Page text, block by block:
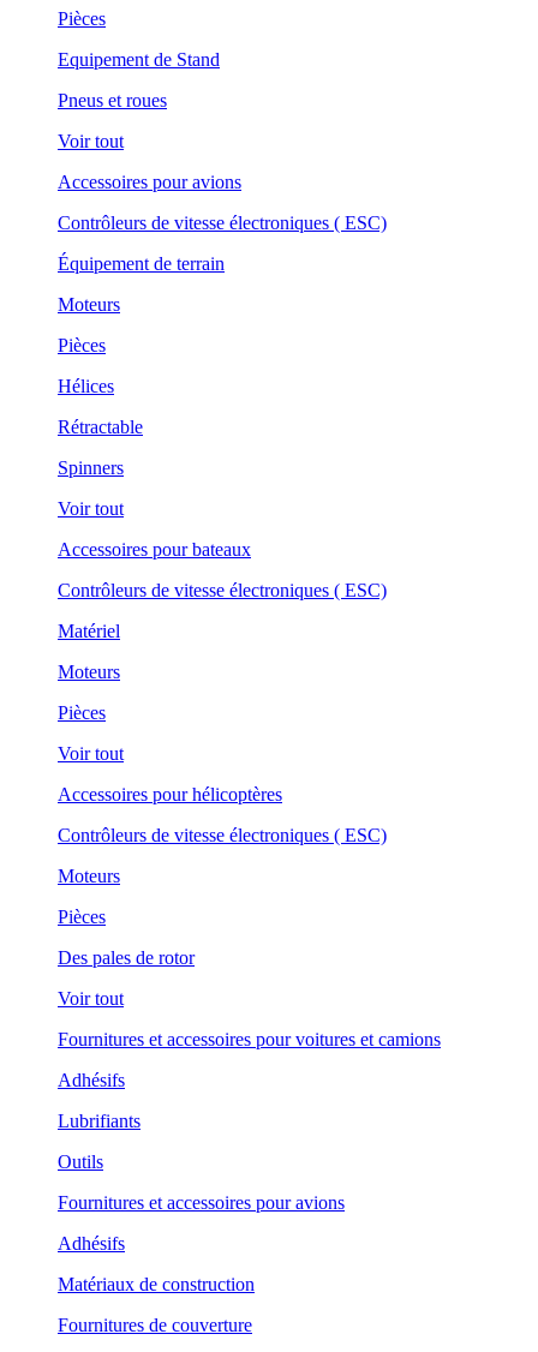
Pièces
Equipement de Stand
Pneus et roues
Voir tout
Accessoires pour avions
Contrôleurs de vitesse électroniques ( ESC)
Équipement de terrain
Moteurs
Pièces
Hélices
Rétractable
Spinners
Voir tout
Accessoires pour bateaux
Contrôleurs de vitesse électroniques ( ESC)
Matériel
Moteurs
Pièces
Voir tout
Accessoires pour hélicoptères
Contrôleurs de vitesse électroniques ( ESC)
Moteurs
Pièces
Des pales de rotor
Voir tout
Fournitures et accessoires pour voitures et camions
Adhésifs
Lubrifiants
Outils
Fournitures et accessoires pour avions
Adhésifs
Matériaux de construction
Fournitures de couverture